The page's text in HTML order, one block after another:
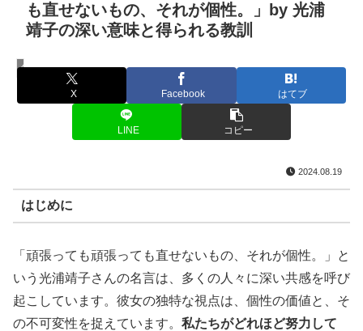
も直せないもの、それが個性。」by 光浦
靖子の深い意味と得られる教訓
名言・格言
X Facebook はてブ
LINE コピー
2024.08.19
はじめに
「頑張っても頑張っても直せないもの、それが個性。」と
いう光浦靖子さんの名言は、多くの人々に深い共感を呼び
起こしています。彼女の独特な視点は、個性の価値と、そ
の不可変性を捉えています。 私たちがどれほど努力して